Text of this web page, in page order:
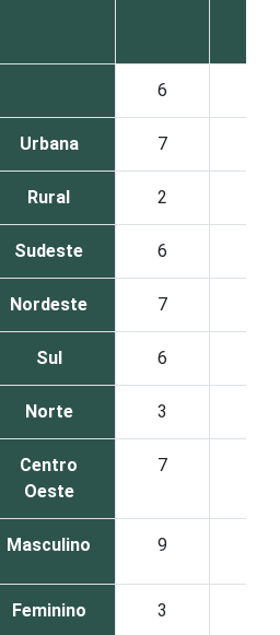
6
Urbana 7
Rural 2
Sudeste 6
Nordeste 7
Sul 6
Norte 3
Centro
Oeste
7
Masculino 9
Feminino 3